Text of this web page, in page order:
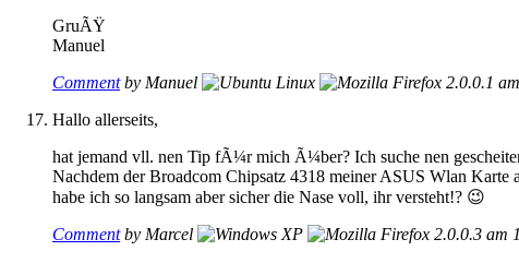
GruÃŸ
Manuel
Commentby Manuel
Hallo allerseits,
hat jemand vll. nen Tip fÃ¼r mich Ã¼ber? Ich suche nen
Nachdem der Broadcom Chipsatz 4318 meiner ASUS Wlan
habe ich so langsam aber sicher die Nase voll, ihr versteht!? 😉
Commentby Marcel
am